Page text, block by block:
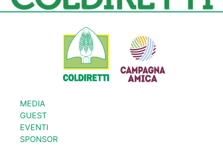
MEDIA
GUEST
EVENTI
SPONSOR